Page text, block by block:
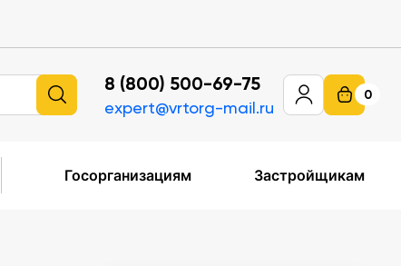
8 (800) 500-69-75
expert@vrtorg-mail.ru
0
Госорганизациям Застройщикам